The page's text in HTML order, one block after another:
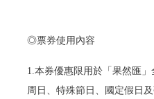
◎票券使用內容
1.本券優惠限用於「果然匯」
周日、特殊節日、國定假日